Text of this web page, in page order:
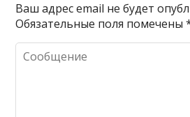
Ваш адрес email не будет
Обязательные поля помечены